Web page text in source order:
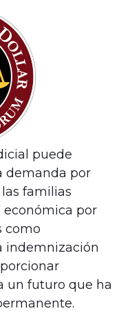
puede
demanda por
familias
por
como
indemnización
un futuro que ha